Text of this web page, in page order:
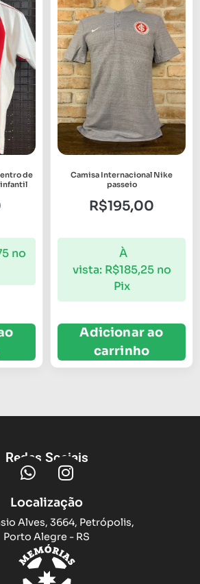
de
infantil
no
Camisa Internacional Nike
passeio
R$195,00
À
vista: R$185,25 no
Pix
Adicionar ao
carrinho
Redes Sociais
Localização
Alves, 3664, Petrópolis,
Porto Alegre - RS